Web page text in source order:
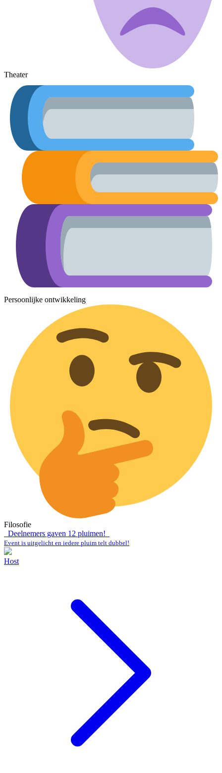
Theater
Persoonlijke ontwikkeling
Filosofie
Deelnemers gaven 12 pluimen!
Event is uitgelicht en iedere pluim telt dubbel!
Host